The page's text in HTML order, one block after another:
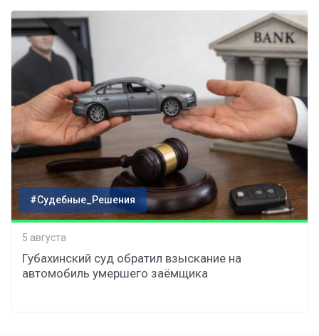
#Судебные_Решения
5 августа
Губахинский суд обратил взыскание на
автомобиль умершего заёмщика